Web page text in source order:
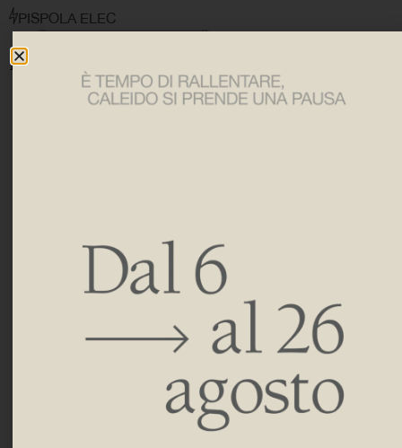
PISPOLA ELEC
1430 | 1505
L 510 | 610 | 650 | 810 |
850 | 1010 | 1210 | 1510 |
1810 | 2010 | 2210 | 2410
H 256 | 331 | 406 | 481 |
556 | 631 | 706 | 781 | 856
| 931 | 1006 | 1081 | 1156 |
1231 | 1306 | 1381 | 1456 |